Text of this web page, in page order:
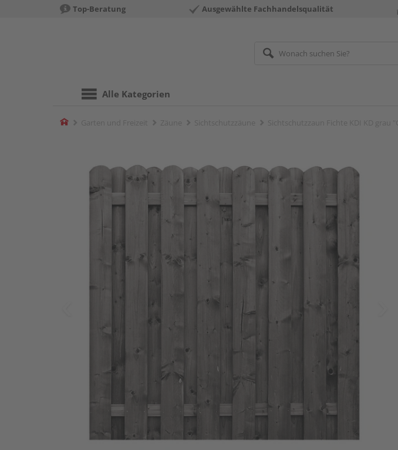
Top-Beratung Ausgewählte Fachhandelsqualität
Alle Kategorien
Home